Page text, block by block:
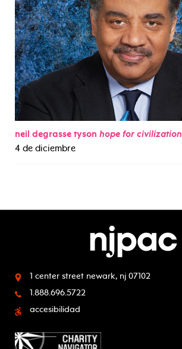
neil degrasse tyson hope for civilization
4 de diciembre
1 center street newark, nj 07102
1.888.696.5722
accesibilidad